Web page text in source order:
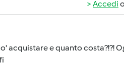
Accedi o
acquistare e quanto costa?!?!